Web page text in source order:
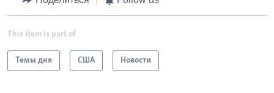
This item is part of
Темы дня США Новости